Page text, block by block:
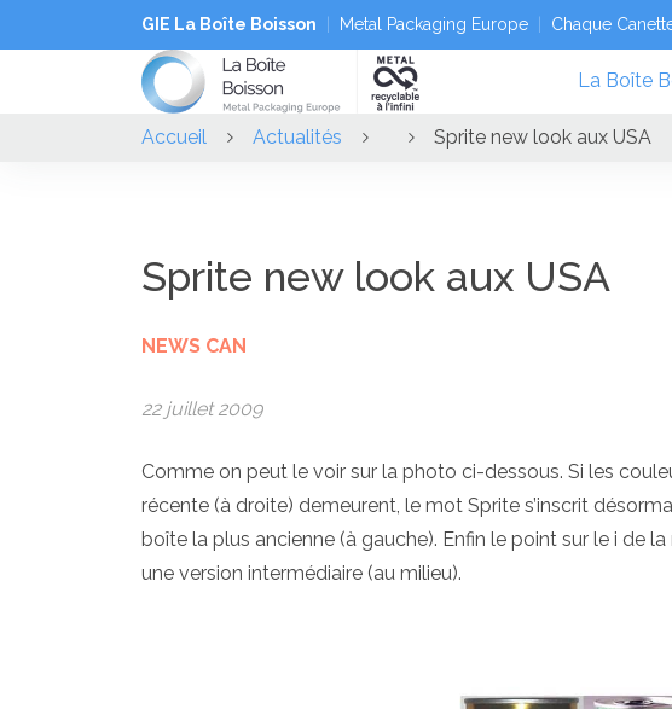
GIE La Boîte Boisson Metal Packaging Europe Chaque
La Boîte
Accueil Actualités Sprite new look aux USA
Sprite new look aux USA
NEWS CAN
22 juillet 2009
Comme on peut le voir sur la photo ci-dessous. Si les
récente (à droite) demeurent, le mot Sprite s’inscrit
boîte la plus ancienne (à gauche). Enfin le point sur le i de
une version intermédiaire (au milieu).